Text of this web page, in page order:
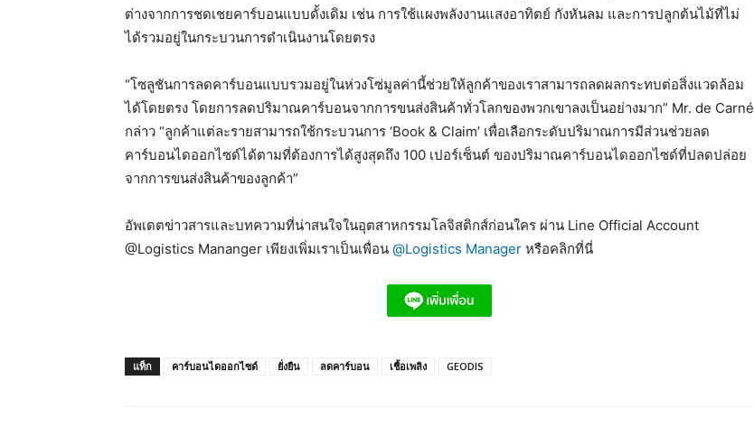
ต่างจากการชดเชยคาร์บอนแบบดั้งเดิม เช่น การใช้แผงพลังงานแสงอาทิตย์ กังหันลม และการปลูกต้นไม้ที่ไม่
ได้รวมอยู่ในกระบวนการดำเนินงานโดยตรง
“โซลูชันการลดคาร์บอนแบบรวมอยู่ในห่วงโซ่มูลค่านี้ช่วยให้ลูกค้าของเราสามารถลดผลกระทบต่อสิ่งแวดล้อม
ได้โดยตรง โดยการลดปริมาณคาร์บอนจากการขนส่งสินค้าทั่วโลกของพวกเขาลงเป็นอย่างมาก” Mr. de Carné
กล่าว “ลูกค้าแต่ละรายสามารถใช้กระบวนการ ‘Book & Claim’ เพื่อเลือกระดับปริมาณการมีส่วนช่วยลด
คาร์บอนไดออกไซด์ได้ตามที่ต้องการได้สูงสุดถึง 100 เปอร์เซ็นต์ ของปริมาณคาร์บอนไดออกไซด์ที่ปลดปล่อย
จากการขนส่งสินค้าของลูกค้า”
อัพเดตข่าวสารและบทความที่น่าสนใจในอุตสาหกรรมโลจิสติกส์ก่อนใคร ผ่าน Line Official Account
@Logistics Mananger เพียงเพิ่มเราเป็นเพื่อน @Logistics Manager หรือคลิกที่นี่
แท็ก คาร์บอนไดออกไซด์ ยั่งยืน ลดคาร์บอน เชื้อเพลิง GEODIS